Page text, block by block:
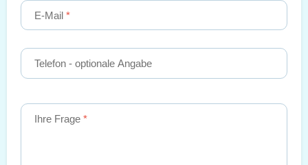
E-Mail
Telefon - optionale Angabe
Ihre Frage